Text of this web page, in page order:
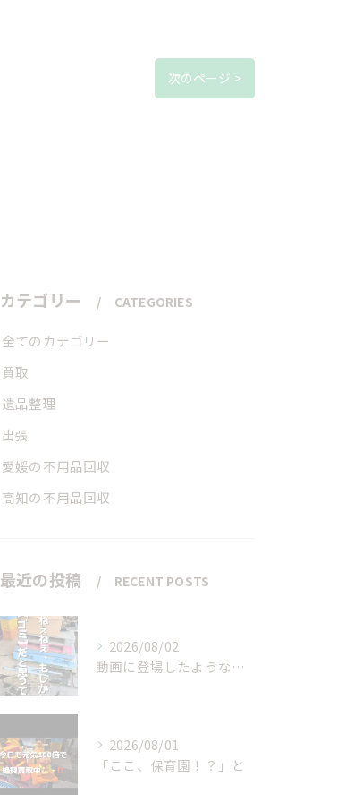
次のページ >
カテゴリー CATEGORIES
全てのカテゴリー
買取
遺品整理
出張
愛媛の不用品回収
高知の不用品回収
最近の投稿 RECENT POSTS
2026/08/02
動画に登場したような…
2026/08/01
「ここ、保育園！？」と